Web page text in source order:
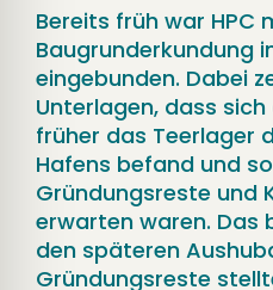
Bereits früh war HPC
Baugrunderkundung
eingebunden. Dabei
Unterlagen, dass
früher das Teerlager
Hafens befand und
Gründungsreste und
erwarten waren. Das
den späteren
Gründungsreste